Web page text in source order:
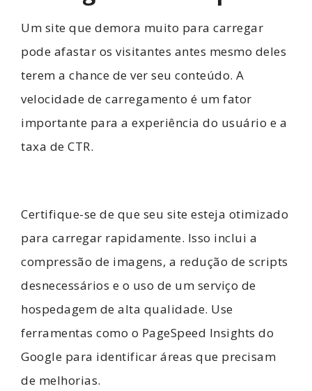
Um site que demora muito para carregar
pode afastar os visitantes antes mesmo deles
terem a chance de ver seu conteúdo. A
velocidade de carregamento é um fator
importante para a experiência do usuário e a
taxa de CTR.
Certifique-se de que seu site esteja otimizado
para carregar rapidamente. Isso inclui a
compressão de imagens, a redução de scripts
desnecessários e o uso de um serviço de
hospedagem de alta qualidade. Use
ferramentas como o PageSpeed Insights do
Google para identificar áreas que precisam
de melhorias.